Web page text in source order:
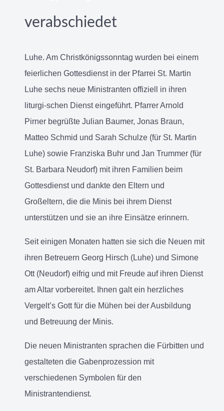
verabschiedet
Luhe. Am Christkönigssonntag wurden bei einem
feierlichen Gottesdienst in der Pfarrei St. Martin
Luhe sechs neue Ministranten offiziell in ihren
liturgi-schen Dienst eingeführt. Pfarrer Arnold
Pirner begrüßte Julian Baumer, Jonas Braun,
Matteo Schmid und Sarah Schulze (für St. Martin
Luhe) sowie Franziska Buhr und Jan Trummer (für
St. Barbara Neudorf) mit ihren Familien beim
Gottesdienst und dankte den Eltern und
Großeltern, die die Minis bei ihrem Dienst
unterstützen und sie an ihre Einsätze erinnern.
Seit einigen Monaten hatten sie sich die Neuen mit
ihren Betreuern Georg Hirsch (Luhe) und Simone
Ott (Neudorf) eifrig und mit Freude auf ihren Dienst
am Altar vorbereitet. Ihnen galt ein herzliches
Vergelt’s Gott für die Mühen bei der Ausbildung
und Betreuung der Minis.
Die neuen Ministranten sprachen die Fürbitten und
gestalteten die Gabenprozession mit
verschiedenen Symbolen für den
Ministrantendienst.